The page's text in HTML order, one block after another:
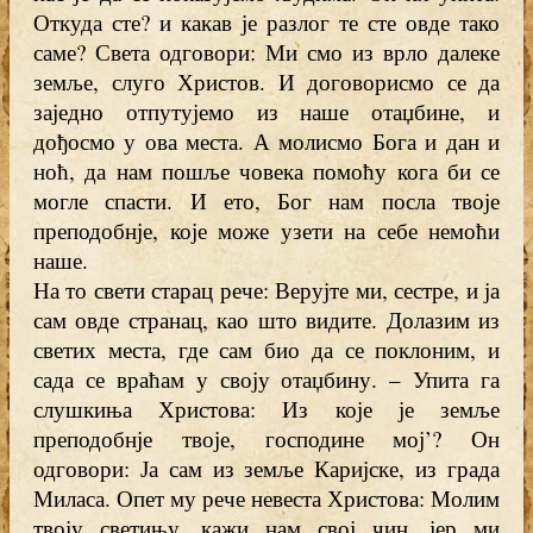
Откуда сте? и какав је разлог те сте овде тако
саме? Света одговори: Ми смо из врло далеке
земље, слуго Христов. И договорисмо се да
заједно отпутујемо из наше отаџбине, и
дођосмо у ова места. А молисмо Бога и дан и
ноћ, да нам пошље човека помоћу кога би се
могле спасти. И ето, Бог нам посла твоје
преподобнје, које може узети на себе немоћи
наше.
На то свети старац рече: Верујте ми, сестре, и ја
сам овде странац, као што видите. Долазим из
светих места, где сам био да се поклоним, и
сада се враћам у своју отаџбину. – Упита га
слушкиња Христова: Из које је земље
преподобнје твоје, господине мој’? Он
одговори: Ја сам из земље Каријске, из града
Миласа. Опет му рече невеста Христова: Молим